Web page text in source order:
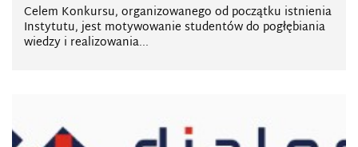
Celem Konkursu, organizowanego od początku istnienia
Instytutu, jest motywowanie studentów do pogłębiania
wiedzy i realizowania...